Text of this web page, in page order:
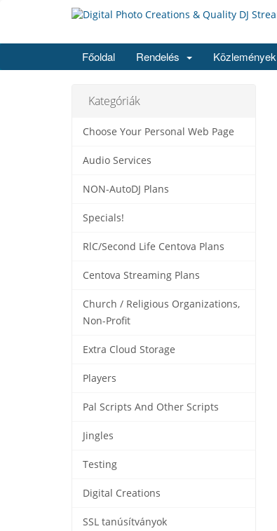
Főoldal Rendelés Közlemények
Kategóriák
Choose Your Personal Web Page
Audio Services
NON-AutoDJ Plans
Specials!
RlC/Second Life Centova Plans
Centova Streaming Plans
Church / Religious Organizations,
Non-Profit
Extra Cloud Storage
Players
Pal Scripts And Other Scripts
Jingles
Testing
Digital Creations
SSL tanúsítványok